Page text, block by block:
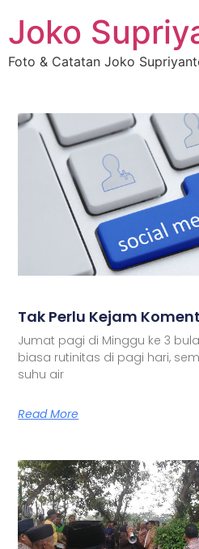
Joko
Foto & Catatan Joko
Tak Perlu Kejam
Jumat pagi di Minggu ke 3
biasa rutinitas di pagi hari,
suhu air
Read More